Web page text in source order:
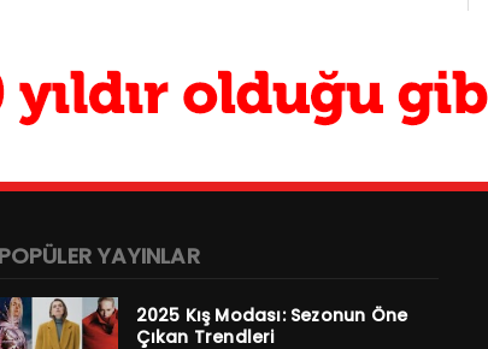
POPÜLER YAYINLAR
2025 Kış Modası: Sezonun Öne
Çıkan Trendleri